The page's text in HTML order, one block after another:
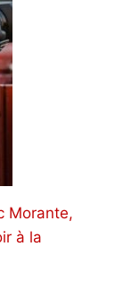
Morante,
à la